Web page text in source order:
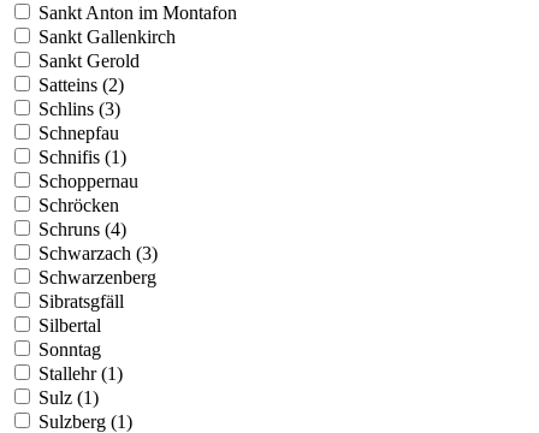
Sankt Anton im Montafon
Sankt Gallenkirch
Sankt Gerold
Satteins (2)
Schlins (3)
Schnepfau
Schnifis (1)
Schoppernau
Schröcken
Schruns (4)
Schwarzach (3)
Schwarzenberg
Sibratsgfäll
Silbertal
Sonntag
Stallehr (1)
Sulz (1)
Sulzberg (1)